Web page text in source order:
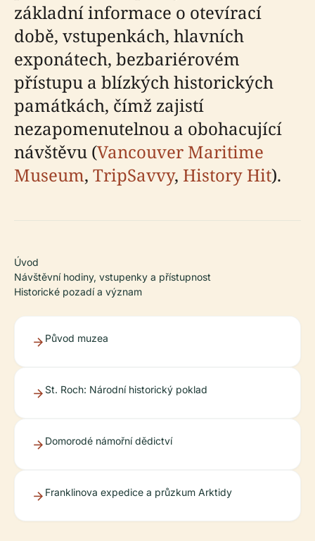
základní informace o otevírací
době, vstupenkách, hlavních
exponátech, bezbariérovém
přístupu a blízkých historických
památkách, čímž zajistí
nezapomenutelnou a obohacující
návštěvu (Vancouver Maritime
Museum, TripSavvy, History Hit).
Úvod
Návštěvní hodiny, vstupenky a přístupnost
Historické pozadí a význam
Původ muzea
St. Roch: Národní historický poklad
Domorodé námořní dědictví
Franklinova expedice a průzkum Arktidy